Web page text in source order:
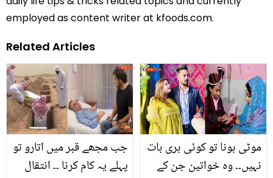
employed as content writer at kfoods.com.
Related Articles
جب مجھے قبر میں اتارو تو
پہلے یہ کام کرنا ۔۔ انتقال
موٹی ہونا تو کوئی بری بات
نہیں۔۔ وہ خواتین جن کے